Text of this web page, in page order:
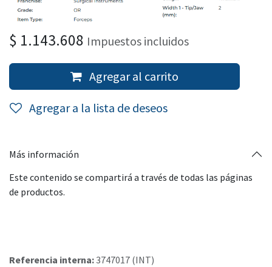
$ 1.143.608 Impuestos incluidos
Agregar al carrito
Agregar a la lista de deseos
Más información
Este contenido se compartirá a través de todas las páginas
de productos.
Referencia interna:3747017 (INT)